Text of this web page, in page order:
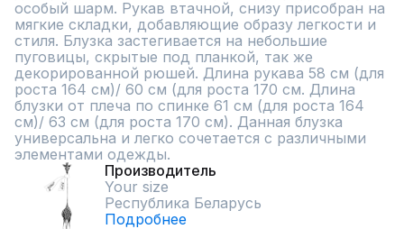
особый шарм. Рукав втачной, снизу присобран на
мягкие складки, добавляющие образу легкости и
стиля. Блузка застегивается на небольшие
пуговицы, скрытые под планкой, так же
декорированной рюшей. Длина рукава 58 см (для
роста 164 см)/ 60 см (для роста 170 см. Длина
блузки от плеча по спинке 61 см (для роста 164
см)/ 63 см (для роста 170 см). Данная блузка
универсальна и легко сочетается с различными
элементами одежды.
Производитель
Your size
Республика Беларусь
Подробнее